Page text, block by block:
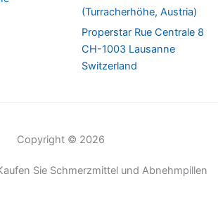
(Turracherhöhe, Austria)
Properstar Rue Centrale 8
CH-1003 Lausanne
Switzerland
Copyright © 2026
Sie Schmerzmittel und Abnehmpillen